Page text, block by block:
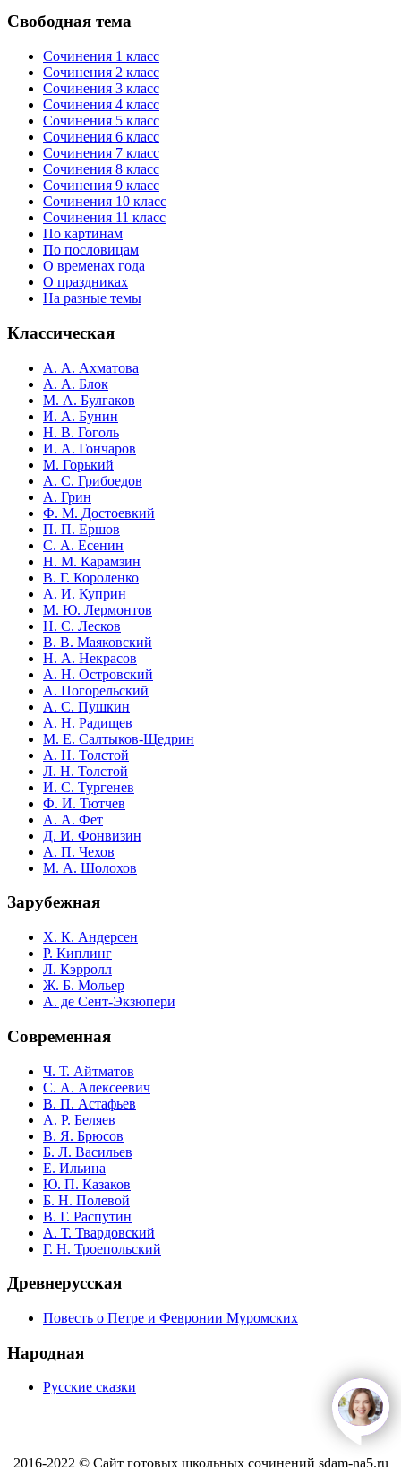
Свободная тема
Сочинения 1 класс
Сочинения 2 класс
Сочинения 3 класс
Сочинения 4 класс
Сочинения 5 класс
Сочинения 6 класс
Сочинения 7 класс
Сочинения 8 класс
Сочинения 9 класс
Сочинения 10 класс
Сочинения 11 класс
По картинам
По пословицам
О временах года
О праздниках
На разные темы
Классическая
А. А. Ахматова
А. А. Блок
М. А. Булгаков
И. А. Бунин
Н. В. Гоголь
И. А. Гончаров
М. Горький
А. С. Грибоедов
А. Грин
Ф. М. Достоевкий
П. П. Ершов
С. А. Есенин
Н. М. Карамзин
В. Г. Короленко
А. И. Куприн
М. Ю. Лермонтов
Н. С. Лесков
В. В. Маяковский
Н. А. Некрасов
А. Н. Островский
А. Погорельский
А. С. Пушкин
А. Н. Радищев
М. Е. Салтыков-Щедрин
А. Н. Толстой
Л. Н. Толстой
И. С. Тургенев
Ф. И. Тютчев
А. А. Фет
Д. И. Фонвизин
А. П. Чехов
М. А. Шолохов
Зарубежная
Х. К. Андерсен
Р. Киплинг
Л. Кэрролл
Ж. Б. Мольер
А. де Сент-Экзюпери
Современная
Ч. Т. Айтматов
С. А. Алексеевич
В. П. Астафьев
А. Р. Беляев
В. Я. Брюсов
Б. Л. Васильев
Е. Ильина
Ю. П. Казаков
Б. Н. Полевой
В. Г. Распутин
А. Т. Твардовский
Г. Н. Троепольский
Древнерусская
Повесть о Петре и Февронии Муромских
Народная
Русские сказки
2016-2022 © Сайт готовых школьных сочинений sdam-na5.ru
open